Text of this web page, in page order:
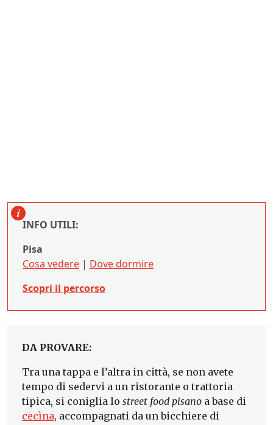
INFO UTILI:
Pisa
Cosa vedere | Dove dormire
Scopri il percorso
DA PROVARE:
Tra una tappa e l’altra in città, se non avete
tempo di sedervi a un ristorante o trattoria
tipica, si coniglia lo street food pisano a base di
cecìna, accompagnati da un bicchiere di